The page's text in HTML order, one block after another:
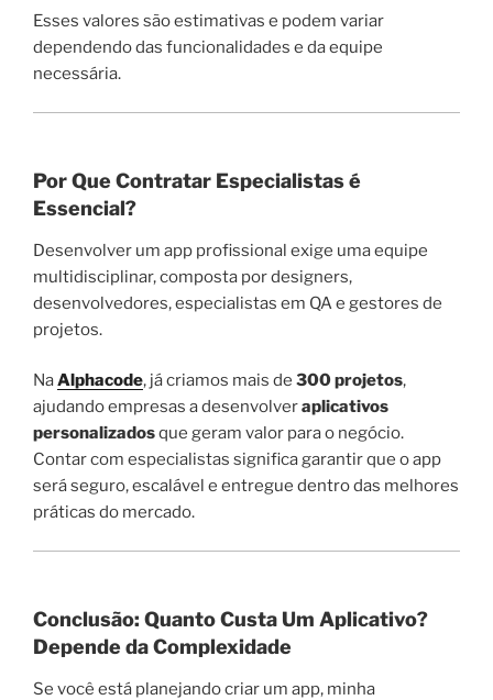
Esses valores são estimativas e podem variar
dependendo das funcionalidades e da equipe
necessária.
Por Que Contratar Especialistas é
Essencial?
Desenvolver um app profissional exige uma equipe
multidisciplinar, composta por designers,
desenvolvedores, especialistas em QA e gestores de
projetos.
NaAlphacode, já criamos mais de 300 projetos,
ajudando empresas a desenvolveraplicativos
personalizadosque geram valor para o negócio.
Contar com especialistas significa garantir que o app
será seguro, escalável e entregue dentro das melhores
práticas do mercado.
Conclusão: Quanto Custa Um Aplicativo?
Depende da Complexidade
Se você está planejando criar um app, minha